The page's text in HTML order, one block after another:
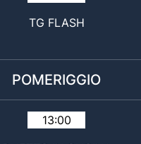
TG FLASH
POMERIGGIO
13:00